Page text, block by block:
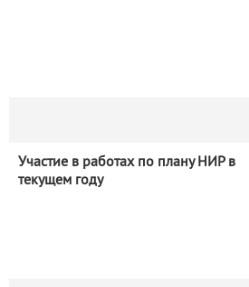
Участие в работах по плану НИР в
текущем году